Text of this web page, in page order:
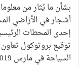
بشأن ما يُثار من
أشجار في الأراضي
إحدى المحطات
توقيع بروتوكول
السياحة في مارس 2019 لتنظيم وتطوير المنطقة.